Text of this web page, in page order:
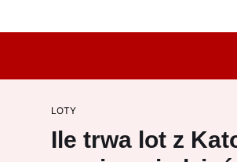
LOTY
Ile trwa lot z